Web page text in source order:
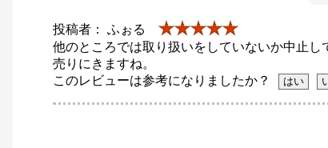
投稿者： ふぉる ★★★★★
他のところでは取り扱いをしていないか中止
売りにきますね。
このレビューは参考になりましたか？